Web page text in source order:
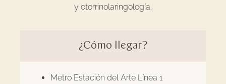
y otorrinolaringología.
¿Cómo llegar?
Metro Estación del Arte Línea 1